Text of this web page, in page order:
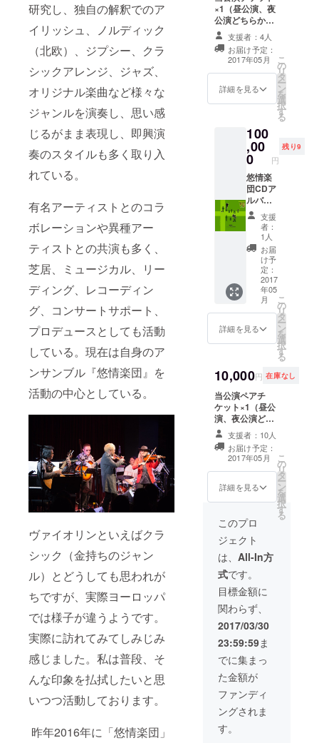
研究し、独自の解釈でのア
イリッシュ、ノルディック
（北欧）、ジプシー、クラ
シックアレンジ、ジャズ、
オリジナル楽曲など様々な
ジャンルを演奏し、思い感
じるがまま表現し、即興演
奏のスタイルも多く取り入
れている。
有名アーティストとのコラ
ボレーションや異種アー
ティストとの共演も多く、
芝居、ミュージカル、リー
ディング、レコーディン
グ、コンサートサポート、
プロデュースとしても活動
している。現在は自身のア
ンサンブル『悠情楽団』を
活動の中心としている。
ヴァイオリンといえばクラ
シック（金持ちのジャン
ル）とどうしても思われが
ちですが、実際ヨーロッパ
では様子が違うようです。
実際に訪れてみてしみじみ
感じました。私は普段、そ
んな印象を払拭したいと思
いつつ活動しております。
昨年2016年に「悠情楽団」
楽、ミニマ
ル音楽的表
現を研究
し、独自の
イリッ
ディック
（北欧）、
ジプシー、
クラシック
アレンジ、
ジャズ、オ
リジナル楽
曲など様々
なジャンル
を演奏し、
思い感じる
がまま表現
し、即興演
奏のスタイ
ルも多く取
る。有名
アーティス
トとのコラ
ボレーショ
ンや異種
アーティス
トとの共演
も多く、芝
居、ミュー
ジカル、
リーディン
グ、レコー
ディング、
コンサート
サポート、
プロデュー
スとしても
活動してい
る。現在は
自身のアン
サンブル
『悠情楽
団』を活動
×1（昼公演、夜
公演どちらか）
オリジナルTシャ
ツ×1 オリジナル
ステッカー×1 オ
リジナル缶バッ
チ×1
支援者：4人
お届け予定：
2017年05月
詳細を見る
こ
の
リ
タ
ー
ン
を
選
択
す
る
100
,00
0 円
残り9
悠情楽
団CDア
ルバム
「tusin
d tak」
×1 当公
演ペア
チケッ
×1（昼
公演、
夜公演
どちら
か） オ
リジナ
ル缶
×2 オリ
ジナルT
シャツ
×2
支援
者：
1人
お届
け予
定：
2017
年05
月
詳細を見る
こ
の
リ
タ
ー
ン
を
選
択
す
る
10,000円 在庫なし
当公演ペアチ
ケット×1（昼公
演、夜公演どち
らか） オリジナ
ルTシャツ×2 オ
リジナルステッ
カー×2 オリジナ
ル缶バッチ×2
支援者：10人
お届け予定：
2017年05月
詳細を見る
こ
の
リ
タ
ー
ン
を
選
択
す
る
このプロ
ジェクト
は、 All-In方
式です。
目標金額に
関わらず、
2017/03/30
23:59:59ま
でに集まっ
た金額が
ファンディ
ングされま
す。